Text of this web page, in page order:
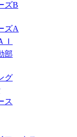
ズB
ズA
Ｉ
部
グ
ス